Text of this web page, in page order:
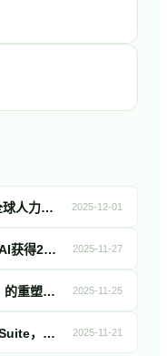
【投融资11月月报】2025年11月全球人力资源科技投融资简报！ 2025-12-01
【波兰】AI求职平台Global Work AI获得200万欧元融资，用于提升自动化申请功能并推出AI职业助手 2025-11-27
AI 时代下企业人力资源管理（HR）的重塑与实践：基于领英峰会中出海案例的深度解析 2025-11-25
ADP 推出全球统一的 WorkForce Suite，加速 HCM 全栈融合 2025-11-21